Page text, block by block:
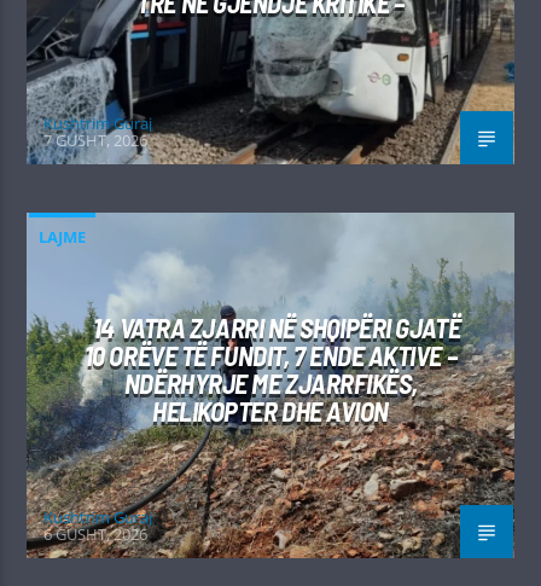
Kushtrim Guraj
7 GUSHT, 2026
LAJME
14 VATRA ZJARRI NË SHQIPËRI GJATË
10 ORËVE TË FUNDIT, 7 ENDE AKTIVE –
NDËRHYRJE ME ZJARRFIKËS,
HELIKOPTER DHE AVION
Kushtrim Guraj
6 GUSHT, 2026